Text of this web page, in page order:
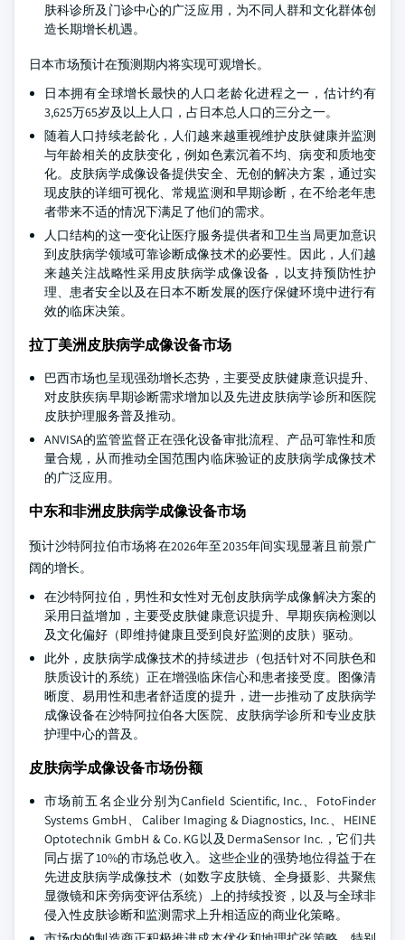
肤科诊所及门诊中心的广泛应用，为不同人群和文化群体创
造长期增长机遇。
日本市场预计在预测期内将实现可观增长。
日本拥有全球增长最快的人口老龄化进程之一，估计约有
3,625万65岁及以上人口，占日本总人口的三分之一。
随着人口持续老龄化，人们越来越重视维护皮肤健康并监测
与年龄相关的皮肤变化，例如色素沉着不均、病变和质地变
化。皮肤病学成像设备提供安全、无创的解决方案，通过实
现皮肤的详细可视化、常规监测和早期诊断，在不给老年患
者带来不适的情况下满足了他们的需求。
人口结构的这一变化让医疗服务提供者和卫生当局更加意识
到皮肤病学领域可靠诊断成像技术的必要性。因此，人们越
来越关注战略性采用皮肤病学成像设备，以支持预防性护
理、患者安全以及在日本不断发展的医疗保健环境中进行有
效的临床决策。
拉丁美洲皮肤病学成像设备市场
巴西市场也呈现强劲增长态势，主要受皮肤健康意识提升、
对皮肤疾病早期诊断需求增加以及先进皮肤病学诊所和医院
皮肤护理服务普及推动。
ANVISA的监管监督正在强化设备审批流程、产品可靠性和质
量合规，从而推动全国范围内临床验证的皮肤病学成像技术
的广泛应用。
中东和非洲皮肤病学成像设备市场
预计沙特阿拉伯市场将在2026年至2035年间实现显著且前景广
阔的增长。
在沙特阿拉伯，男性和女性对无创皮肤病学成像解决方案的
采用日益增加，主要受皮肤健康意识提升、早期疾病检测以
及文化偏好（即维持健康且受到良好监测的皮肤）驱动。
此外，皮肤病学成像技术的持续进步（包括针对不同肤色和
肤质设计的系统）正在增强临床信心和患者接受度。图像清
晰度、易用性和患者舒适度的提升，进一步推动了皮肤病学
成像设备在沙特阿拉伯各大医院、皮肤病学诊所和专业皮肤
护理中心的普及。
皮肤病学成像设备市场份额
市场前五名企业分别为Canfield Scientific, Inc.、FotoFinder
Systems GmbH、Caliber Imaging & Diagnostics, Inc.、HEINE
Optotechnik GmbH & Co. KG以及DermaSensor Inc.，它们共
同占据了10%的市场总收入。这些企业的强势地位得益于在
先进皮肤病学成像技术（如数字皮肤镜、全身摄影、共聚焦
显微镜和床旁病变评估系统）上的持续投资，以及与全球非
侵入性皮肤诊断和监测需求上升相适应的商业化策略。